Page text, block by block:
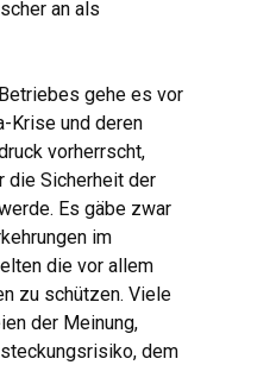
an als
gehe es vor
Krise und deren
vorherrscht,
die Sicherheit der
Es gäbe zwar
im
die vor allem
zu schützen. Viele
der Meinung,
dem